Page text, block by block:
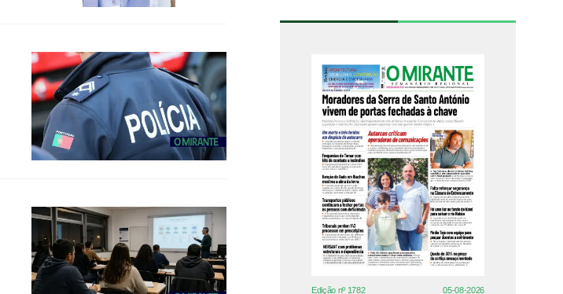
Edição nº 1782 05-08-2026